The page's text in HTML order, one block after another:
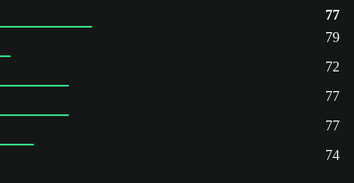
77
79
72
77
77
74